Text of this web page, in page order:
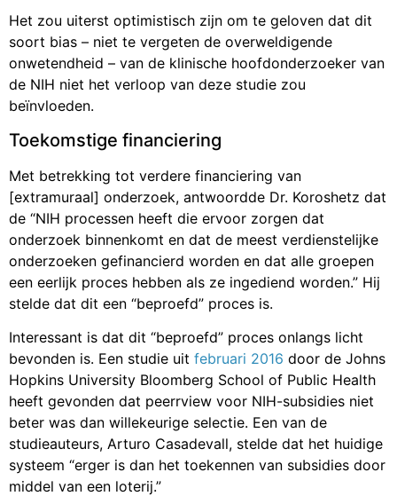
Het zou uiterst optimistisch zijn om te geloven dat dit
soort bias – niet te vergeten de overweldigende
onwetendheid – van de klinische hoofdonderzoeker van
de NIH niet het verloop van deze studie zou
beïnvloeden.
Toekomstige financiering
Met betrekking tot verdere financiering van
[extramuraal] onderzoek, antwoordde Dr. Koroshetz dat
de “NIH processen heeft die ervoor zorgen dat
onderzoek binnenkomt en dat de meest verdienstelijke
onderzoeken gefinancierd worden en dat alle groepen
een eerlijk proces hebben als ze ingediend worden.” Hij
stelde dat dit een “beproefd” proces is.
Interessant is dat dit “beproefd” proces onlangs licht
bevonden is. Een studie uit februari 2016 door de Johns
Hopkins University Bloomberg School of Public Health
heeft gevonden dat peerrview voor NIH-subsidies niet
beter was dan willekeurige selectie. Een van de
studieauteurs, Arturo Casadevall, stelde dat het huidige
systeem “erger is dan het toekennen van subsidies door
middel van een loterij.”